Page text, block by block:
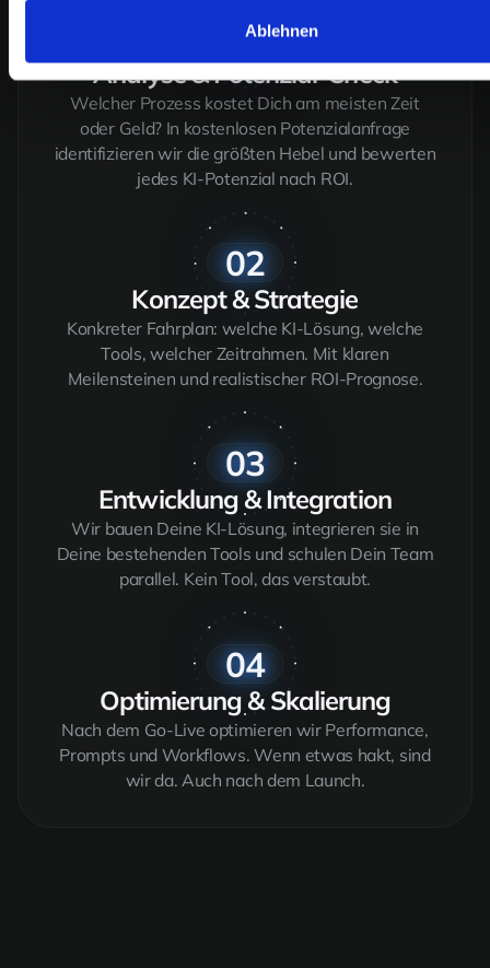
Ablehnen
01
Analyse & Potenzial-Check
Welcher Prozess kostet Dich am meisten Zeit
oder Geld? In kostenlosen Potenzialanfrage
identifizieren wir die größten Hebel und bewerten
jedes KI-Potenzial nach ROI.
02
Konzept & Strategie
Konkreter Fahrplan: welche KI-Lösung, welche
Tools, welcher Zeitrahmen. Mit klaren
Meilensteinen und realistischer ROI-Prognose.
03
Entwicklung & Integration
Wir bauen Deine KI-Lösung, integrieren sie in
Deine bestehenden Tools und schulen Dein Team
parallel. Kein Tool, das verstaubt.
04
Optimierung & Skalierung
Nach dem Go-Live optimieren wir Performance,
Prompts und Workflows. Wenn etwas hakt, sind
wir da. Auch nach dem Launch.